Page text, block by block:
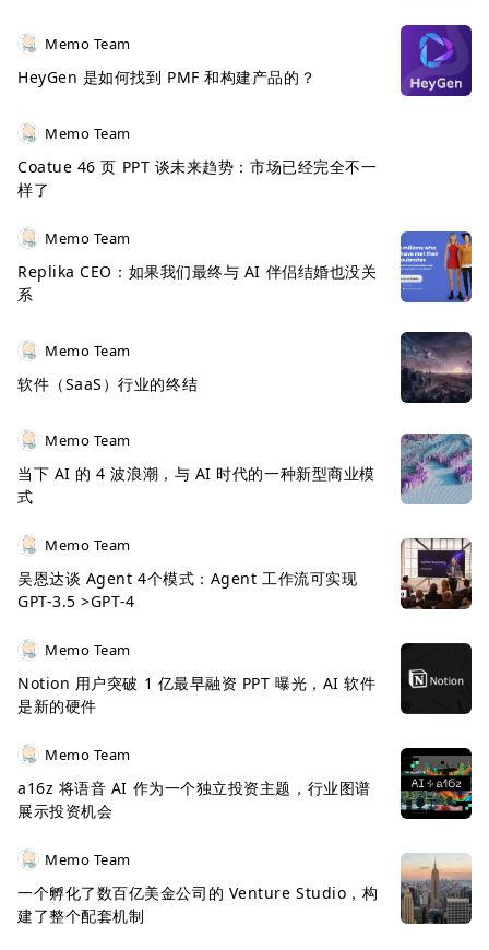
Memo Team
HeyGen 是如何找到 PMF 和构建产品的？
Memo Team
Coatue 46 页 PPT 谈未来趋势：市场已经完全不一
样了
Memo Team
Replika CEO：如果我们最终与 AI 伴侣结婚也没关
系
Memo Team
软件（SaaS）行业的终结
Memo Team
当下 AI 的 4 波浪潮，与 AI 时代的一种新型商业模
式
Memo Team
吴恩达谈 Agent 4个模式：Agent 工作流可实现
GPT-3.5 >GPT-4
Memo Team
Notion 用户突破 1 亿最早融资 PPT 曝光，AI 软件
是新的硬件
Memo Team
a16z 将语音 AI 作为一个独立投资主题，行业图谱
展示投资机会
Memo Team
一个孵化了数百亿美金公司的 Venture Studio，构
建了整个配套机制